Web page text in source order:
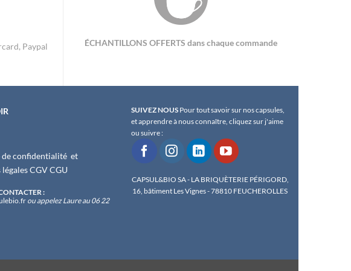
Paypal ÉCHANTILLONS OFFERTS dans chaque commande
confidentialité et
CGVCGU
:
ou appelez Laure au 06 22
SUIVEZ NOUS Pour tout savoir sur nos capsules,
et apprendre à nous connaître, cliquez sur j'aime
ou suivre :
CAPSUL&BIO SA - LA BRIQUÈTERIE PÉRIGORD,
16, bâtiment Les Vignes - 78810 FEUCHEROLLES